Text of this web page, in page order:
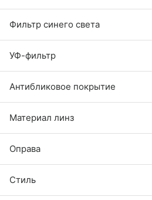
Фильтр синего света
УФ-фильтр
Антибликовое покрытие
Материал линз
Оправа
Стиль